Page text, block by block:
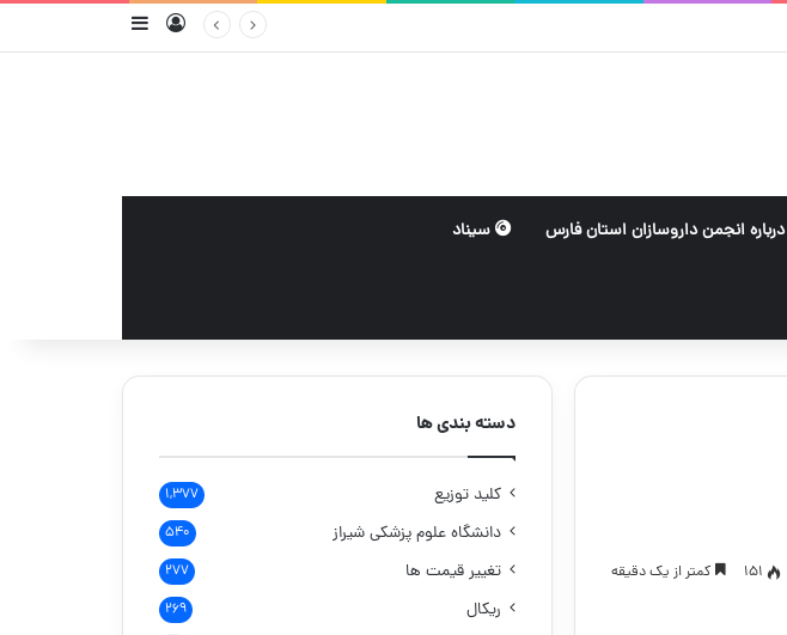
ورودسایدبار
درباره انجمن داروسازان استان فارس سیناد
151 کمتر از یک دقیقه
دسته بندی ها
کلید توزیع ۱,۳۷۷
دانشگاه علوم پزشکی شیراز ۵۴۰
تغییر قیمت ها ۲۷۷
ریکال ۲۶۹